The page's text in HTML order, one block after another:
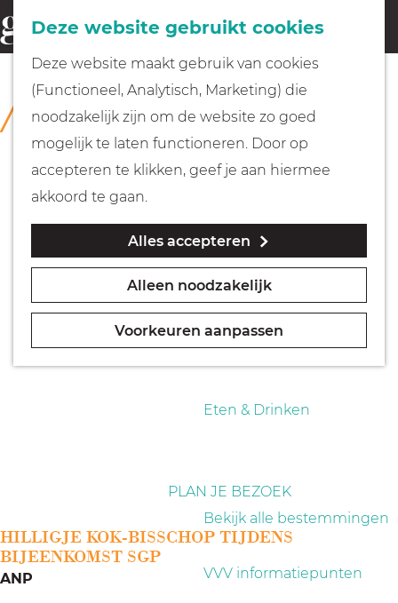
Deze website gebruikt cookies
Deze website maakt gebruik van cookies
(Functioneel, Analytisch, Marketing) die
noodzakelijk zijn om de website zo goed
mogelijk te laten functioneren. Door op
accepteren te klikken, geef je aan hiermee
akkoord te gaan.
Alles accepteren
Alleen noodzakelijk
Voorkeuren aanpassen
G
a
Fietsen
Wandelen
Geocachen
Naar het museum
Eten & Drinken
PLAN JE BEZOEK
Bekijk alle bestemmingen
VVV informatiepunten
o
e
k
e
n
COLLECTIE
Museum Hilversum
HILLIGJE KOK-BISSCHOP TIJDENS
BIJEENKOMST SGP
ANP